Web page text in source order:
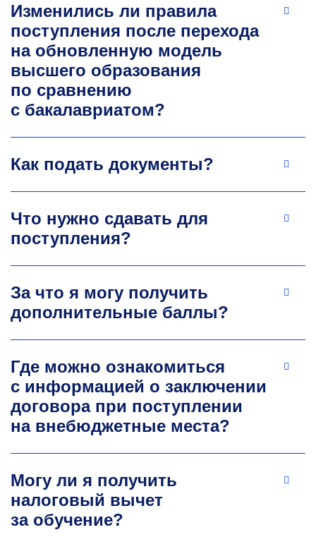
К.т.н., доцент кафедры бизнес-информатики
и систем управления производством
Эксперт в области системно-архитектурного
проектирования корпоративных
информационных систем и цифровых
российских журналах, соавтор патента
РФ «Способы переработки железосодержащих
материалов». Руководит ВКР студентов, в том
ресурсосбережение и рециклинг
в металлургии.
ushakovamv@misis.ru
Изменились ли правила
поступления после перехода
на обновленную модель
высшего образования
по сравнению
с бакалавриатом?
Как подать документы?
Что нужно сдавать для
поступления?
За что я могу получить
дополнительные баллы?
Где можно ознакомиться
с информацией о заключении
договора при поступлении
на внебюджетные места?
Могу ли я получить
налоговый вычет
за обучение?